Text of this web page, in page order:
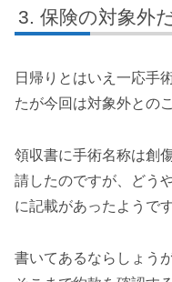
保険の対象外
日帰りとはいえ一応手
たが今回は対象外との
領収書に手術名称は創
請したのですが、どう
に記載があったようです
書いてあるならしょう